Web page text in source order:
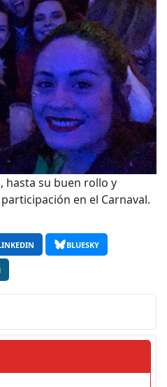
hasta su buen rollo y
en el Carnaval.
BLUESKY